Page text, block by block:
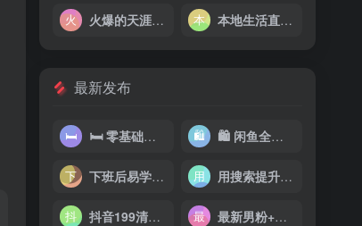
火爆的天涯神贴|抖音玩法|私域变现 0 成本|一单 28 一天收入1000+ 本地生活直播玩法|小白可玩，日入200-2000+
最新发布
🛏 零基础手把手教你搭建助眠直播间，月入过W，可矩阵操作放大收益 🛍 闲鱼全流程从零到一打造爆款
下班后易学易做100个赚钱小生意 用搜索提升收入，掌握最热门的职场技能（完结）
抖音199清华大学博士李一舟互联网创业课【112集+资料文档】 最新男粉+女粉通吃不封号玩法瑜伽美女掘金，日入2500+